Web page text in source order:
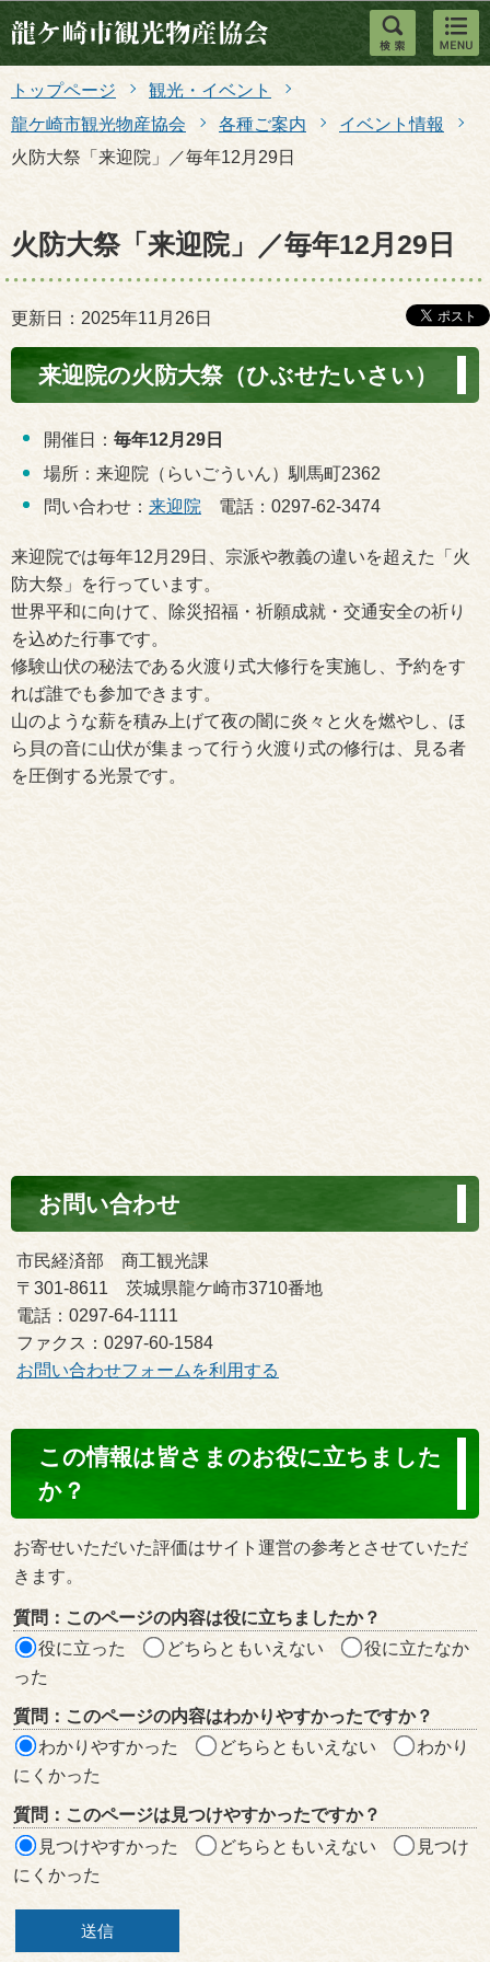
このページの本文へ移動
トップページ
観光・イベント
龍ケ崎市観光物産協会
各種ご案内
イベント情報
火防大祭「来迎院」／毎年12月29日
火防大祭「来迎院」／毎年12月29日
更新日：2025年11月26日
来迎院の火防大祭（ひぶせたいさい）
開催日： 毎年12月29 日
場所：来迎院（らいごういん）馴馬町2362
問い合わせ： 来迎院 電話：0297-62-3474
来迎院では毎年12月29日、宗派や教義の違いを超えた「火
防大祭」を行っています。
世界平和に向けて、除災招福・祈願成就・交通安全の祈り
を込めた行事です。
修験山伏の秘法である火渡り式大修行を実施し、予約をす
れば誰でも参加できます。
山のような薪を積み上げて夜の闇に炎々と火を燃やし、ほ
ら貝の音に山伏が集まって行う火渡り式の修行は、見る者
を圧倒する光景です。
お問い合わせ
市民経済部 商工観光課
〒301-8611 茨城県龍ケ崎市3710番地
電話：0297-64-1111
ファクス：0297-60-1584
お問い合わせフォームを利用する
ン
ン
ツ
評
価
ア
この情報は皆さまのお役に立ちました
か？
お寄せいただいた評価はサイト運営の参考とさせていただ
きます。
質問：このページの内容は役に立ちましたか？
役に立った
どちらともいえない
役に立たなか
った
質問：このページの内容はわかりやすかったですか？
わかりやすかった
どちらともいえない
わかり
にくかった
質問：このページは見つけやすかったですか？
見つけやすかった
どちらともいえない
見つけ
にくかった